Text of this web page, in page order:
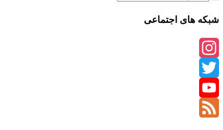
شبکه های اجتماعی
Instagram
Twitter
YouTube